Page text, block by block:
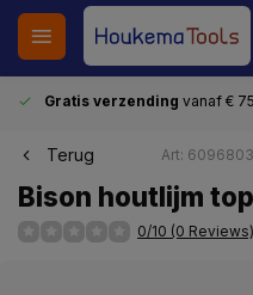
Gratis verzending vanaf €
Terug Art: 6096803
Bison houtlijm
0/10 (0 Reviews)